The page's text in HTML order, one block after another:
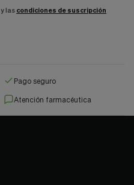
y las condiciones de suscripción
Pago seguro
Atención farmacéutica